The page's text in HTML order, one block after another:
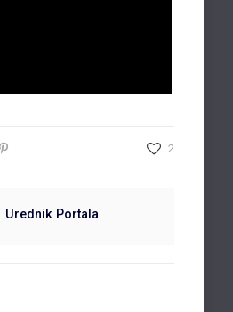
2
Urednik Portala